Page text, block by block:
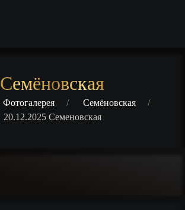
Семёновская
Фотогалерея
Семёновская
20.12.2025 Семеновская